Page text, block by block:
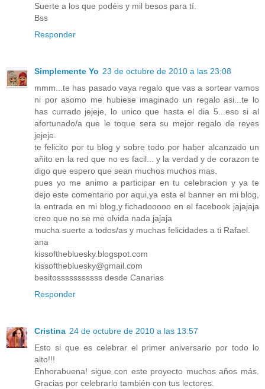
Suerte a los que podéis y mil besos para tí.
Bss
Responder
Simplemente Yo 23 de octubre de 2010 a las 23:08
mmm...te has pasado vaya regalo que vas a sortear vamos
ni por asomo me hubiese imaginado un regalo asi...te lo
has currado jejeje, lo unico que hasta el dia 5...eso si al
afortunado/a que le toque sera su mejor regalo de reyes
jejeje.
te felicito por tu blog y sobre todo por haber alcanzado un
añito en la red que no es facil... y la verdad y de corazon te
digo que espero que sean muchos muchos mas.
pues yo me animo a participar en tu celebracion y ya te
dejo este comentario por aqui,ya esta el banner en mi blog,
la entrada en mi blog,y fichadooooo en el facebook jajajaja
creo que no se me olvida nada jajaja
mucha suerte a todos/as y muchas felicidades a ti Rafael.
ana
kissofthebluesky.blogspot.com
kissofthebluesky@gmail.com
besitosssssssssss desde Canarias
Responder
Cristina 24 de octubre de 2010 a las 13:57
Esto si que es celebrar el primer aniversario por todo lo
alto!!!
Enhorabuena! sigue con este proyecto muchos años más.
Gracias por celebrarlo también con tus lectores.